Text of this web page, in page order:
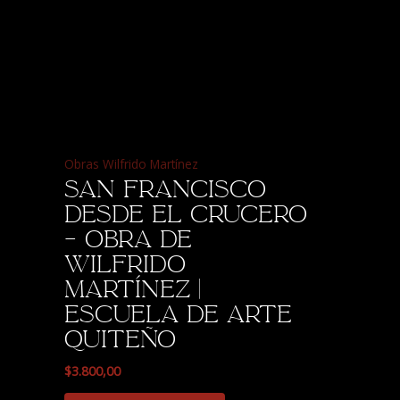
Obras Wilfrido Martínez
San Francisco
desde el Crucero
– Obra de
Wilfrido
Martínez |
Escuela de Arte
Quiteño
$3.800,00